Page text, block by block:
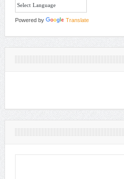
Powered by Translate